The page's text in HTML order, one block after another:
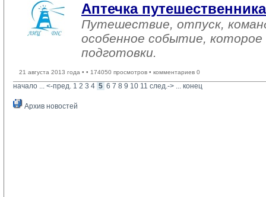
Аптечка путешественника
Путешествие, отпуск,
особенное событие,
подготовки.
21 августа 2013 года • • 174050 просмотров • комментариев 0
начало ... <-пред. 1 2 3 4 5 6 7 8 9 10 11 след.-> ... конец
Архив новостей